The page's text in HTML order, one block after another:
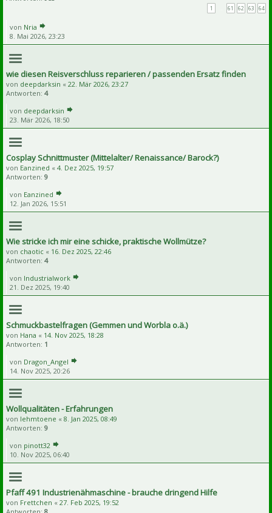
1 61 62 63 64
von Nria
8. Mai 2026, 23:23
wie diesen Reisverschluss reparieren / passenden Ersatz finden
von deepdarksin « 22. Mär 2026, 23:27
Antworten: 4
von deepdarksin
23. Mär 2026, 18:50
Cosplay Schnittmuster (Mittelalter/ Renaissance/ Barock?)
von Eanzined « 4. Dez 2025, 19:57
Antworten: 9
von Eanzined
12. Jan 2026, 15:51
Wie stricke ich mir eine schicke, praktische Wollmütze?
von chaotic « 16. Dez 2025, 22:46
Antworten: 4
von Industrialwork
21. Dez 2025, 19:40
Schmuckbastelfragen (Gemmen und Worbla o.ä.)
von Hana « 14. Nov 2025, 18:28
Antworten: 1
von Dragon_Angel
14. Nov 2025, 20:26
Wollqualitäten - Erfahrungen
von lehmtoene « 8. Jan 2025, 08:49
Antworten: 9
von pinott32
10. Nov 2025, 06:40
Pfaff 491 Industrienähmaschine - brauche dringend Hilfe
von Frettchen « 27. Feb 2025, 19:52